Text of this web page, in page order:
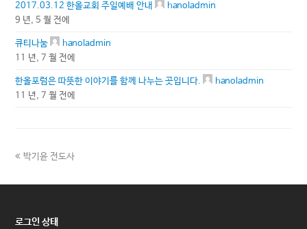
2017.03.12 한올교회 주일예배 안내
hanoladmin
9 년, 5 월 전에
큐티나눔
hanoladmin
11 년, 7 월 전에
한올포럼은 따뜻한 이야기를 함께 나누는 곳입니다.
hanoladmin
11 년, 7 월 전에
previous
박기윤 전도사
로그인 상태